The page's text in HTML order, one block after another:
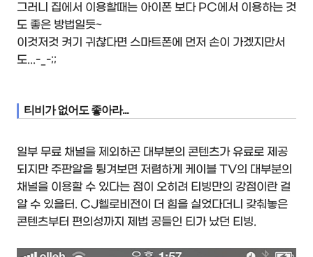
그러니 집에서 이용할때는 아이폰 보다 PC에서 이용하는 것
도 좋은 방법일듯~
이것저것 켜기 귀찮다면 스마트폰에 먼저 손이 가겠지만서
도...-_-;;
티비가 없어도 좋아라...
일부 무료 채널을 제외하곤 대부분의 콘텐츠가 유료로 제공
되지만 주판알을 튕겨보면 저렴하게 케이블 TV의 대부분의
채널을 이용할 수 있다는 점이 오히려 티빙만의 강점이란 걸
알 수 있을터. CJ헬로비전이 더 힘을 실었다더니 갖춰놓은
콘텐츠부터 편의성까지 제법 공들인 티가 났던 티빙.